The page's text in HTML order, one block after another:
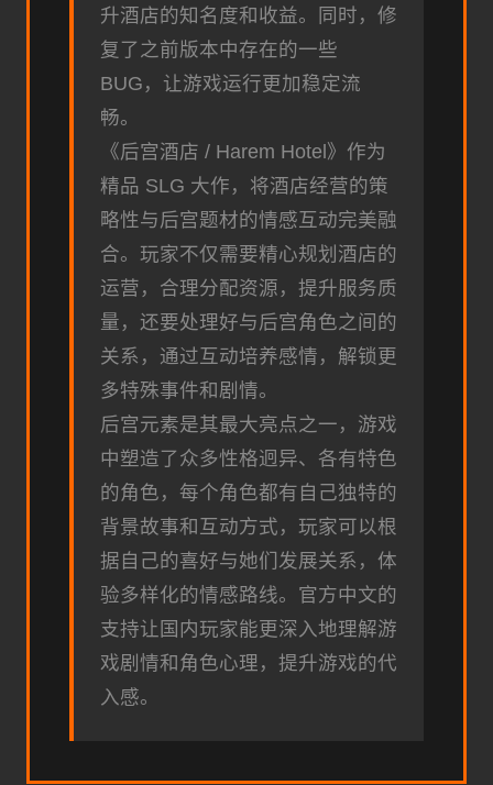
升酒店的知名度和收益。同时，修
复了之前版本中存在的一些
BUG，让游戏运行更加稳定流
畅。
《后宫酒店 / Harem Hotel》作为
精品 SLG 大作，将酒店经营的策
略性与后宫题材的情感互动完美融
合。玩家不仅需要精心规划酒店的
运营，合理分配资源，提升服务质
量，还要处理好与后宫角色之间的
关系，通过互动培养感情，解锁更
多特殊事件和剧情。
后宫元素是其最大亮点之一，游戏
中塑造了众多性格迥异、各有特色
的角色，每个角色都有自己独特的
背景故事和互动方式，玩家可以根
据自己的喜好与她们发展关系，体
验多样化的情感路线。官方中文的
支持让国内玩家能更深入地理解游
戏剧情和角色心理，提升游戏的代
入感。